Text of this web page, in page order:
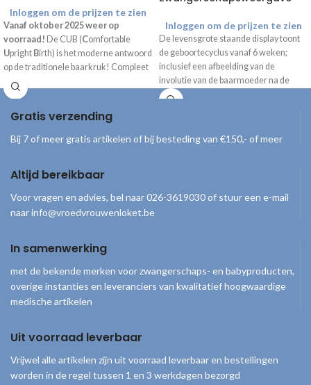
Inloggen om de prijzen te zien
Vanaf oktober 2025 weer op
voorraad! De CUB (Comfortable
Upright Birth) is het moderne antwoord
op de traditionele baarkruk! Compleet
geleverd inclusief draagtas, handpomp
en gebruiksaanwijzing.
Inloggen om de prijzen te zien
De levensgrote staande display toont
de geboortecyclus vanaf 6 weken;
inclusief een afbeelding van de
involutie van de baarmoeder na de
bevalling. De afbeeldingen laten de
informatie en tips. *Alleen beschikbaar
Gratis verzending
Bij 7 of meer gratis artikelen of bij besteding van €150,- of meer
Altijd bereikbaar
Voor vragen en advies, bel naar 026-3619030 of stuur een e-mail
naar info@vroedvrouwenloket.be
In samenwerking
met de bekende merken voor zwangerschaps- en babyproducten,
overige instanties en leveranciers van kwalitatief hoogwaardige
medische artikelen
Uit voorraad leverbaar
Vrijwel alle artikelen zijn uit voorraad leverbaar en bestellingen
worden in de regel tussen 1 en 3 werkdagen bezorgd